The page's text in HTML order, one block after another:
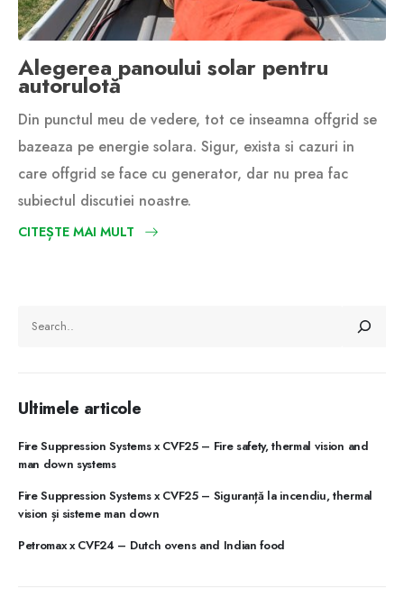
Alegerea panoului solar pentru
autorulotă
Din punctul meu de vedere, tot ce inseamna offgrid se
bazeaza pe energie solara. Sigur, exista si cazuri in
care offgrid se face cu generator, dar nu prea fac
subiectul discutiei noastre.
CITEȘTE MAI MULT
Ultimele articole
Fire Suppression Systems x CVF25 – Fire safety, thermal vision and
man down systems
Fire Suppression Systems x CVF25 – Siguranță la incendiu, thermal
vision și sisteme man down
Petromax x CVF24 – Dutch ovens and Indian food